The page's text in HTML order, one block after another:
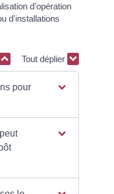
d'opération
d'installations
Tout déplier
pour